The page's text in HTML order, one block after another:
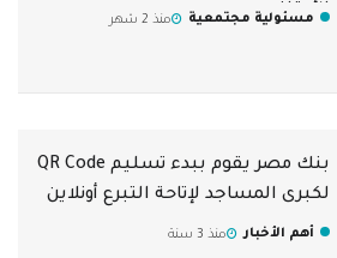
الأوقاف
مسئولية مجتمعية منذ 2 شهر
بنك مصر يقوم ببدء تسليم QR Code
لكبرى المساجد لإتاحة التبرع أونلاين
أهم الأخبار منذ 3 سنة